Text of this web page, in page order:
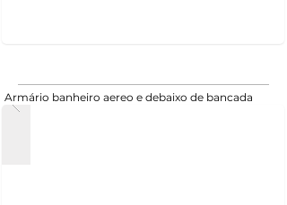
Armário banheiro aereo e debaixo de bancada